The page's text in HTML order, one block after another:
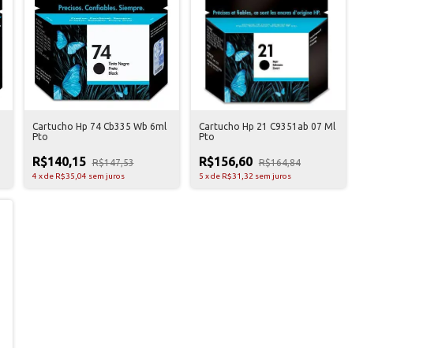
Cartucho Hp 74 Cb335 Wb 6ml
Pto
R$140,15 R$147,53
4 xde R$35,04 sem juros
Cartucho Hp 21 C9351ab 07 Ml
Pto
R$156,60 R$164,84
5 xde R$31,32 sem juros